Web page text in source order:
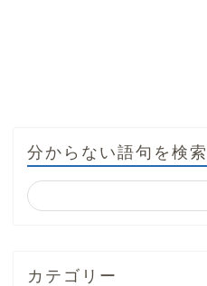
分からない語句を検索
カテゴリー